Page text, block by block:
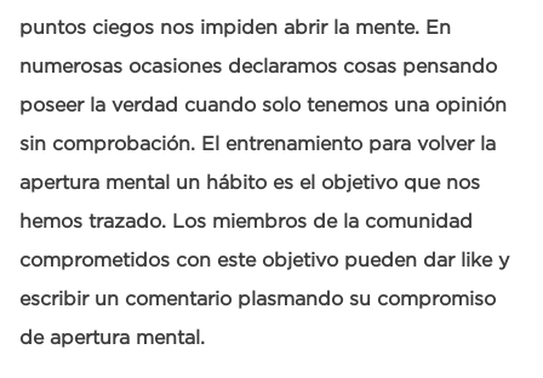
puntos ciegos nos impiden abrir la mente. En
numerosas ocasiones declaramos cosas pensando
poseer la verdad cuando solo tenemos una opinión
sin comprobación. El entrenamiento para volver la
apertura mental un hábito es el objetivo que nos
hemos trazado. Los miembros de la comunidad
comprometidos con este objetivo pueden dar like y
escribir un comentario plasmando su compromiso
de apertura mental.